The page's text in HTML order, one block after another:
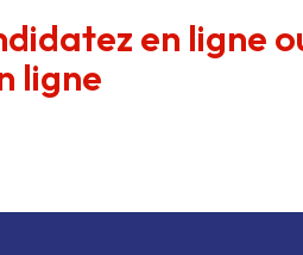
en ligne
ligne